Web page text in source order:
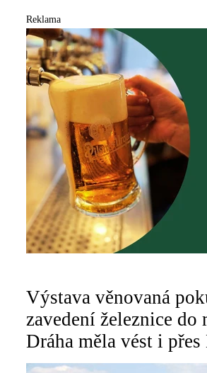
Reklama
Výstava věnovaná
zavedení železnice do
Dráha měla vést i